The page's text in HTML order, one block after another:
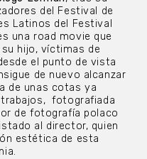
del Festival de
Latinos del Festival
una road movie que
hijo, víctimas de
el punto de vista
de nuevo alcanzar
de unas cotas ya
fotografiada
de fotografía polaco
al director, quien
estética de esta